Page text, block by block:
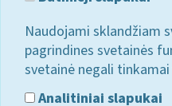
Naudojami sklandžiam
pagrindines svetainės
svetainė negali
Analitiniai slapukai